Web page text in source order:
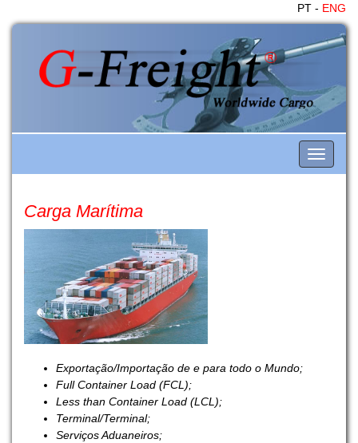
PT - ENG
Toggle
Carga Marítima
Exportação/Importação de e para todo o Mundo;
Full Container Load (FCL);
Less than Container Load (LCL);
Terminal/Terminal;
Serviços Aduaneiros;